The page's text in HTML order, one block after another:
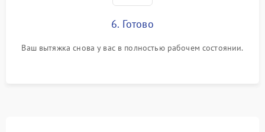
6. Готово
Ваш вытяжка снова у вас в полностью рабочем состоянии.